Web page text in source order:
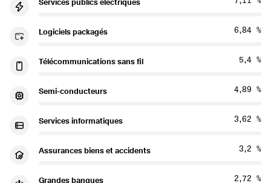
Logiciels packagés 6,84 %
Télécommunications sans fil 5,4 %
Semi-conducteurs 4,89 %
Services informatiques 3,62 %
Assurances biens et accidents 3,2 %
Grandes banques 2,72 %